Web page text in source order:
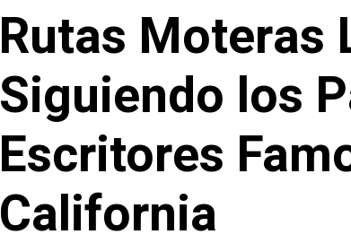
Rutas Moteras
Siguiendo los
Escritores
California